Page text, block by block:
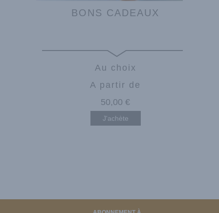
BONS CADEAUX
Au choix
A partir de
50,00 €
J'achète